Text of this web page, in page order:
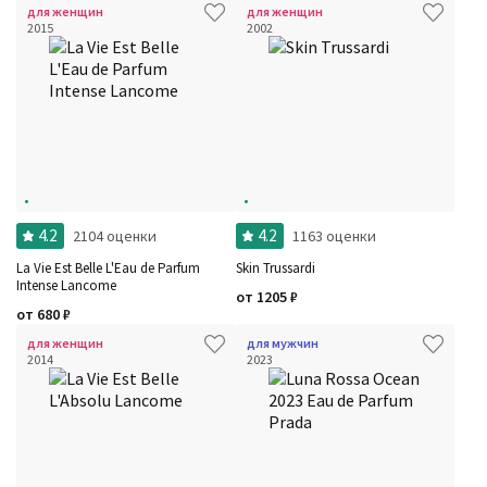
для женщин
2015
4.2 2104 оценки
La Vie Est Belle L'Eau de Parfum
Intense Lancome
от 680₽
для женщин
2002
4.2 1163 оценки
Skin Trussardi
от 1205₽
для женщин
2014
для мужчин
2023